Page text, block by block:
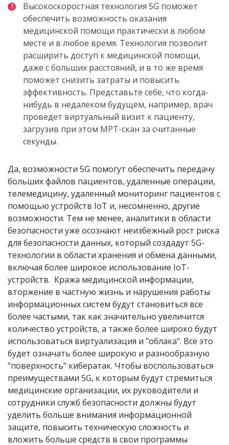
Высокоскоростная технология 5G поможет
обеспечить возможность оказания
медицинской помощи практически в любом
месте и в любое время. Технология позволит
расширить доступ к медицинской помощи,
даже с больших расстояний, и в то же время
поможет снизить затраты и повысить
эффективность. Представьте себе, что когда-
нибудь в недалеком будущем, например, врач
проведет виртуальный визит к пациенту,
загрузив при этом МРТ-скан за считанные
секунды.
Да, возможности 5G помогут обеспечить передачу
большихфайлов пациентов, удаленные операции,
телемедицину, удаленный мониторинг пациентов с
помощью устройств IoT и, несомненно, другие
возможности. Тем не менее, аналитики в области
безопасности уже осознают неизбежный рост риска
для безопасности данных, который создадут 5G-
технологии в области хранения и обмена данными,
включая более широкое использование IoT-
устройств. Кража медицинской информации,
вторжение в частную жизнь и нарушения работы
информационных систем будут становиться все
более частыми, так какзначительно увеличится
количество устройств, а также более широко будут
использоваться виртуализация и "облака". Все это
будет означать более широкую и разнообразную
"поверхность" кибератак. Чтобы воспользоваться
преимуществами 5G, к которым будут стремиться
медицинские организации, их руководители и
сотрудники служб безопасности должны будут
уделить больше внимания информационной
защите, повысить техническую сложность и
вложить больше средств в свои программы